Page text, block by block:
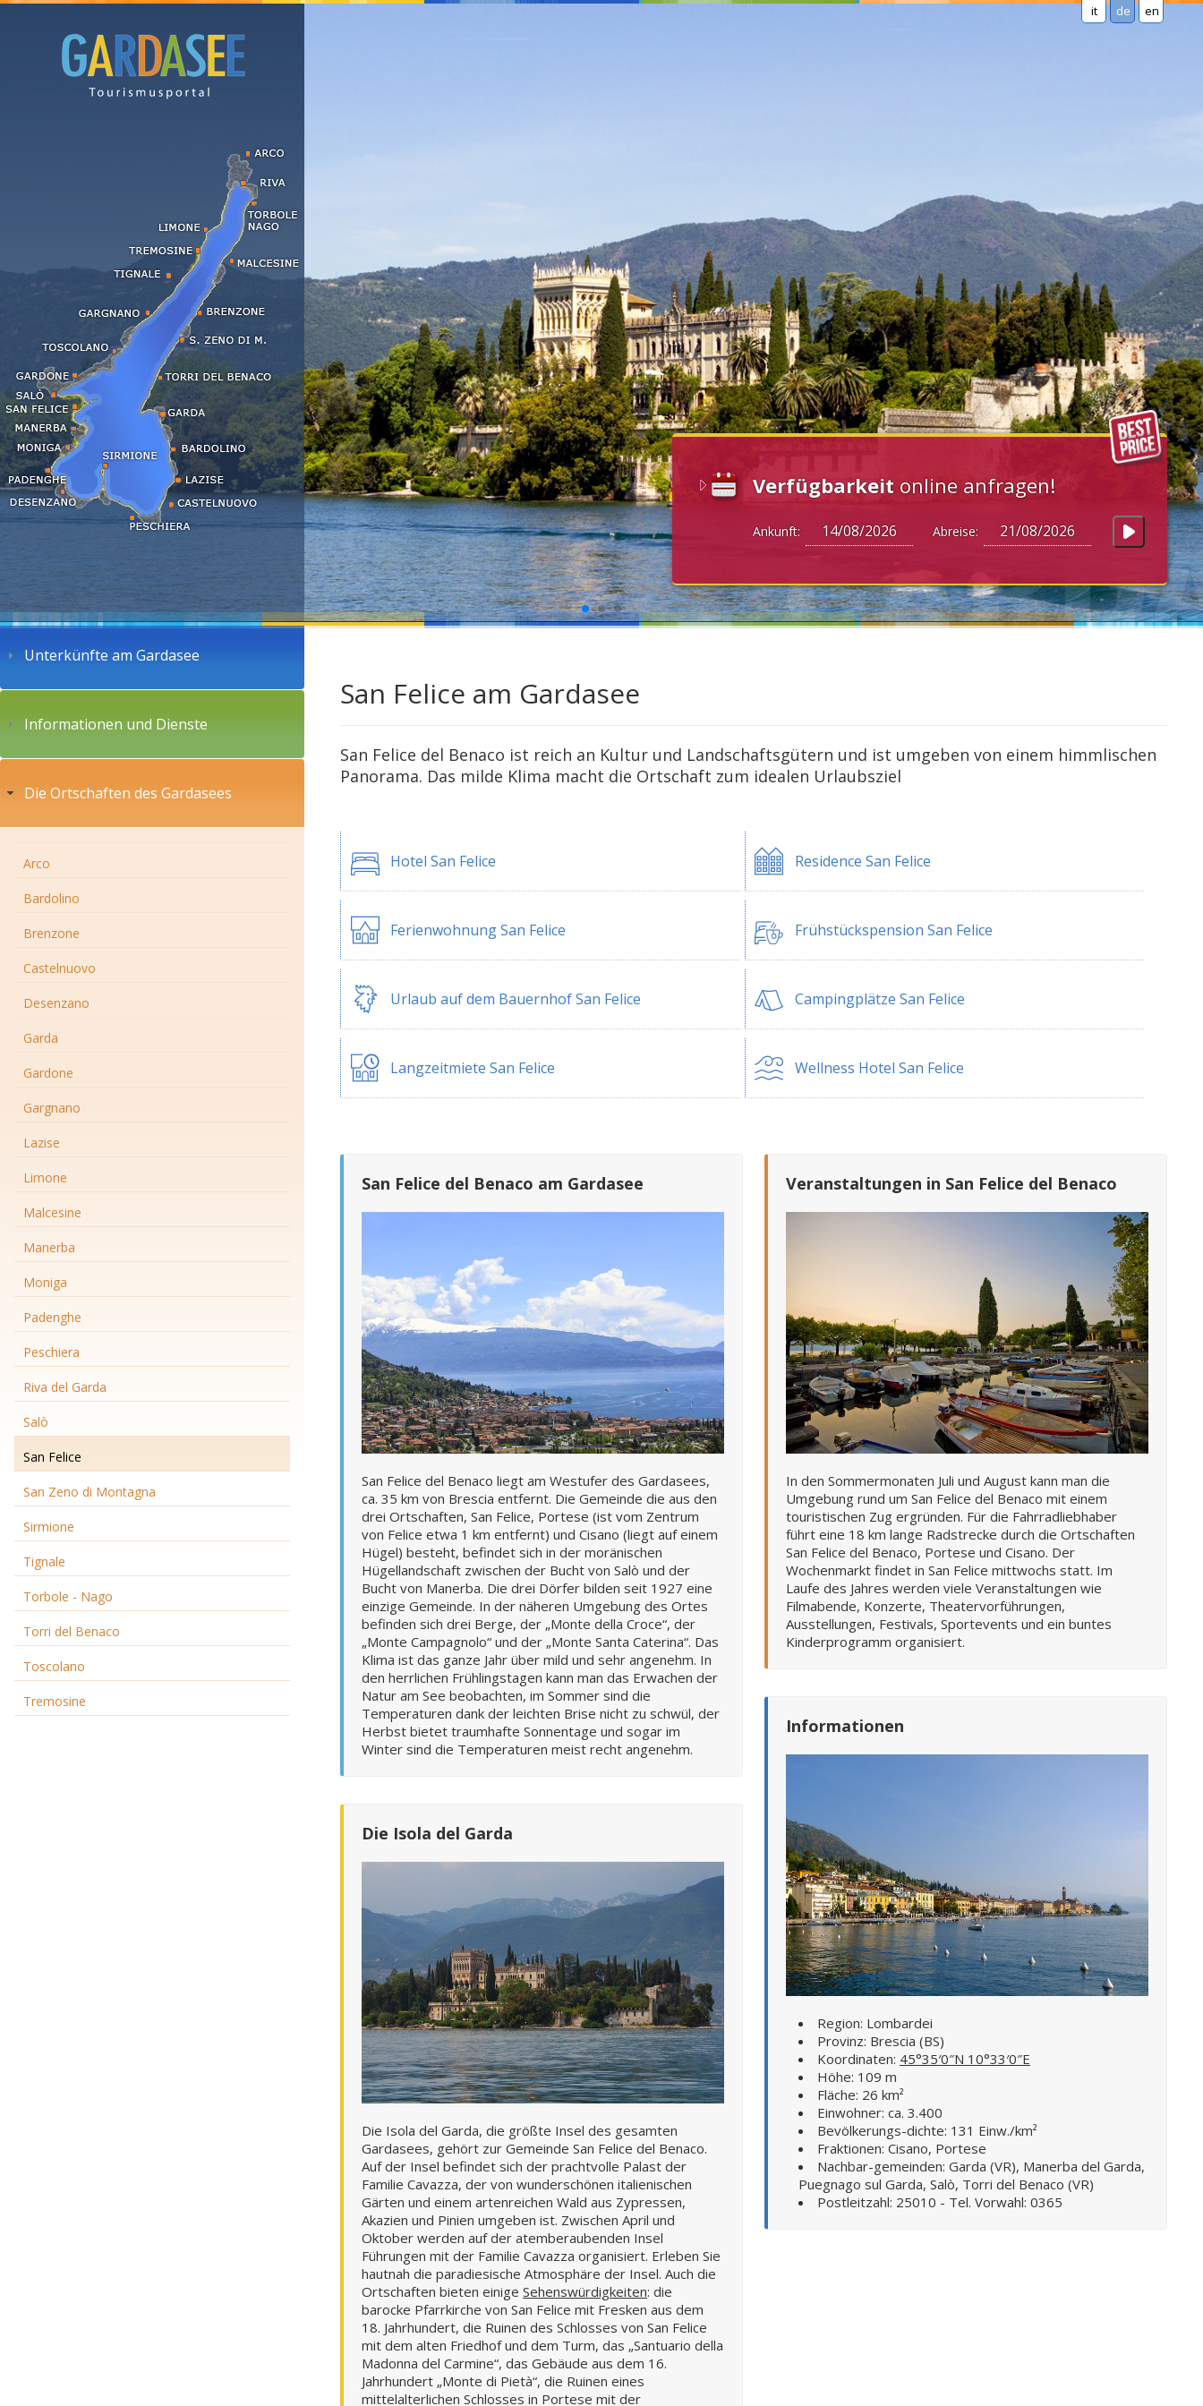
it de en
Verfügbarkeit online anfragen!
Ankunft: Abreise:
Unterkünfte am Gardasee
Informationen und Dienste
Die Ortschaften des Gardasees
Arco
Bardolino
Brenzone
Castelnuovo
Desenzano
Garda
Gardone
Gargnano
Lazise
Limone
Malcesine
Manerba
Moniga
Padenghe
Peschiera
Riva del Garda
Salò
San Felice
San Zeno di Montagna
Sirmione
Tignale
Torbole - Nago
Torri del Benaco
Toscolano
Tremosine
San Felice am Gardasee
San Felice del Benaco ist reich an Kultur und Landschaftsgütern und ist umgeben von einem himmlischen
Panorama. Das milde Klima macht die Ortschaft zum idealen Urlaubsziel
Hotel San Felice Residence San Felice
Ferienwohnung San Felice Frühstückspension San Felice
Urlaub auf dem Bauernhof San Felice Campingplätze San Felice
Langzeitmiete San Felice Wellness Hotel San Felice
San Felice del Benaco am Gardasee
San Felice del Benaco liegt am Westufer des Gardasees,
ca. 35 km von Brescia entfernt. Die Gemeinde die aus den
drei Ortschaften, San Felice, Portese (ist vom Zentrum
von Felice etwa 1 km entfernt) und Cisano (liegt auf einem
Hügel) besteht, befindet sich in der moränischen
Hügellandschaft zwischen der Bucht von Salò und der
Bucht von Manerba. Die drei Dörfer bilden seit 1927 eine
einzige Gemeinde. In der näheren Umgebung des Ortes
befinden sich drei Berge, der „Monte della Croce“, der
„Monte Campagnolo“ und der „Monte Santa Caterina“. Das
Klima ist das ganze Jahr über mild und sehr angenehm. In
den herrlichen Frühlingstagen kann man das Erwachen der
Natur am See beobachten, im Sommer sind die
Temperaturen dank der leichten Brise nicht zu schwül, der
Herbst bietet traumhafte Sonnentage und sogar im
Winter sind die Temperaturen meist recht angenehm.
Die Isola del Garda
Die Isola del Garda, die größte Insel des gesamten
Gardasees, gehört zur Gemeinde San Felice del Benaco.
Auf der Insel befindet sich der prachtvolle Palast der
Familie Cavazza, der von wunderschönen italienischen
Gärten und einem artenreichen Wald aus Zypressen,
Akazien und Pinien umgeben ist. Zwischen April und
Oktober werden auf der atemberaubenden Insel
Führungen mit der Familie Cavazza organisiert. Erleben Sie
hautnah die paradiesische Atmosphäre der Insel. Auch die
Ortschaften bieten einige Sehenswürdigkeiten: die
barocke Pfarrkirche von San Felice mit Fresken aus dem
18. Jahrhundert, die Ruinen des Schlosses von San Felice
mit dem alten Friedhof und dem Turm, das „Santuario della
Madonna del Carmine“, das Gebäude aus dem 16.
Jahrhundert „Monte di Pietà“, die Ruinen eines
mittelalterlichen Schlosses in Portese mit der
Veranstaltungen in San Felice del Benaco
In den Sommermonaten Juli und August kann man die
Umgebung rund um San Felice del Benaco mit einem
touristischen Zug ergründen. Für die Fahrradliebhaber
führt eine 18 km lange Radstrecke durch die Ortschaften
San Felice del Benaco, Portese und Cisano. Der
Wochenmarkt findet in San Felice mittwochs statt. Im
Laufe des Jahres werden viele Veranstaltungen wie
Filmabende, Konzerte, Theatervorführungen,
Ausstellungen, Festivals, Sportevents und ein buntes
Kinderprogramm organisiert.
Informationen
Region: Lombardei
Provinz: Brescia (BS)
Koordinaten: 45°35′0″N 10°33′0″E
Höhe: 109 m
Fläche: 26 km²
Einwohner: ca. 3.400
Bevölkerungs-dichte: 131 Einw./km²
Fraktionen: Cisano, Portese
Nachbar-gemeinden: Garda (VR), Manerba del Garda,
Puegnago sul Garda, Salò, Torri del Benaco (VR)
Postleitzahl: 25010 - Tel. Vorwahl: 0365